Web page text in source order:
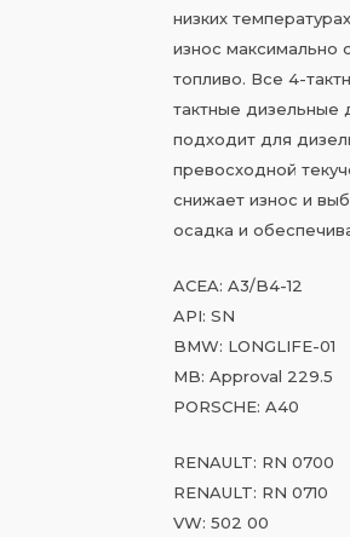
низких
износ максимально
топливо. Все 4-
тактные дизельные
подходит для
превосходной
снижает износ и
осадка и
ACEA: A3/B4-12
API: SN
BMW: LONGLIFE-01
MB: Approval 229.5
PORSCHE: A40
RENAULT: RN 0700
RENAULT: RN 0710
VW: 502 00